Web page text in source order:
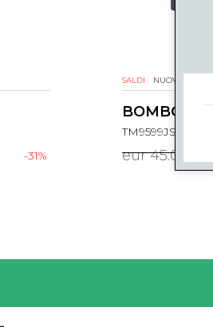
-31%
SALDI NUOVI ARRIVI
BOMBOOGIE
TM9599JSN6246
eur 45.00